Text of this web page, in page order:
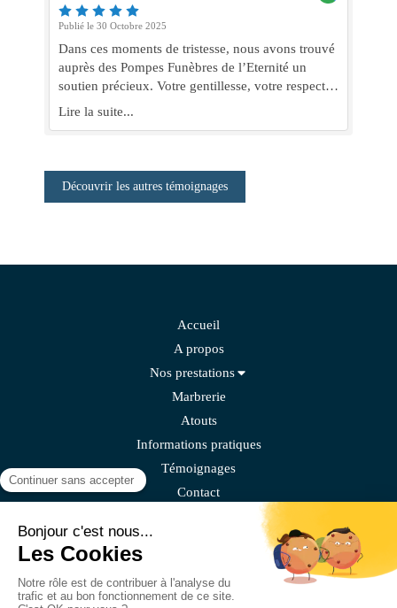
Publié le 30 Octobre 2025
Dans ces moments de tristesse, nous avons trouvé
auprès des Pompes Funèbres de l’Eternité un
soutien précieux. Votre gentillesse, votre respect,
votre bienveIllance, votre délicatesse ont été un
Lire la suite...
Découvrir les autres témoignages
Accueil
A propos
Nos prestations
Marbrerie
Atouts
Informations pratiques
Témoignages
Contact
Pompes funèbres de l'éternité
Mentions légales